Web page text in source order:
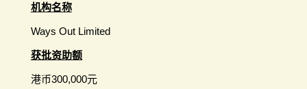
机构名称
Ways Out Limited
获批资助额
港币300,000元